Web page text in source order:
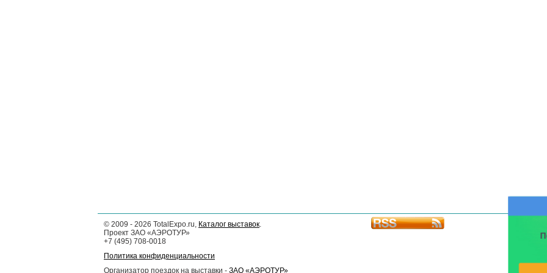
© 2009 - 2026 TotalExpo.ru, Каталог выставок.
Проект ЗАО «АЭРОТУР»
+7 (495) 708-0018
Политика конфиденциальности
Организатор поездок на выставки - ЗАО «АЭРОТУР»